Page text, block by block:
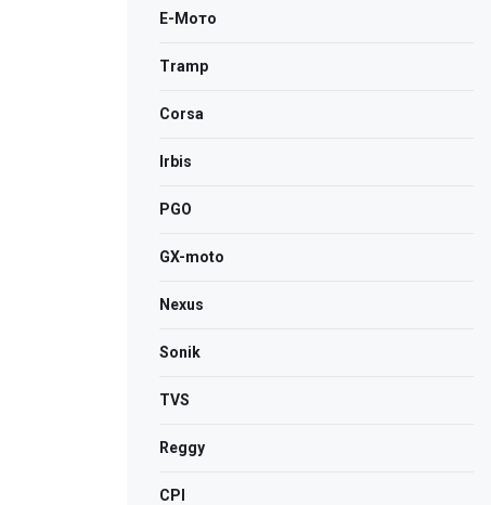
Е-Мото
Tramp
Corsa
Irbis
PGO
GX-moto
Nexus
Sonik
TVS
Reggy
CPI